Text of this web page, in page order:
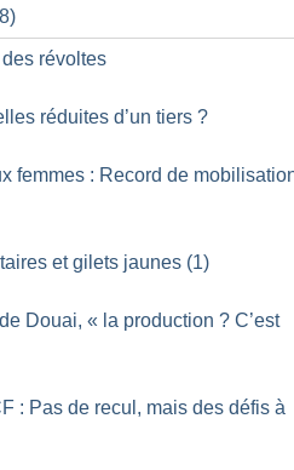
des révoltes
réduites d’un tiers ?
femmes : Record de
et gilets jaunes (1)
Douai, « la production ? C’est
: Pas de recul, mais des défis à